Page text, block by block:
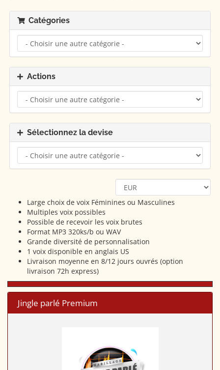
Catégories
Actions
Sélectionnez la devise
Large choix de voix Féminines ou Masculines
Multiples voix possibles
Possible de recevoir les voix brutes
Format MP3 320ks/b ou WAV
Grande diversité de personnalisation
1 voix disponible en anglais US
Livraison moyenne en 8/12 jours ouvrés (option
livraison 72h express)
Jingle parlé Premium